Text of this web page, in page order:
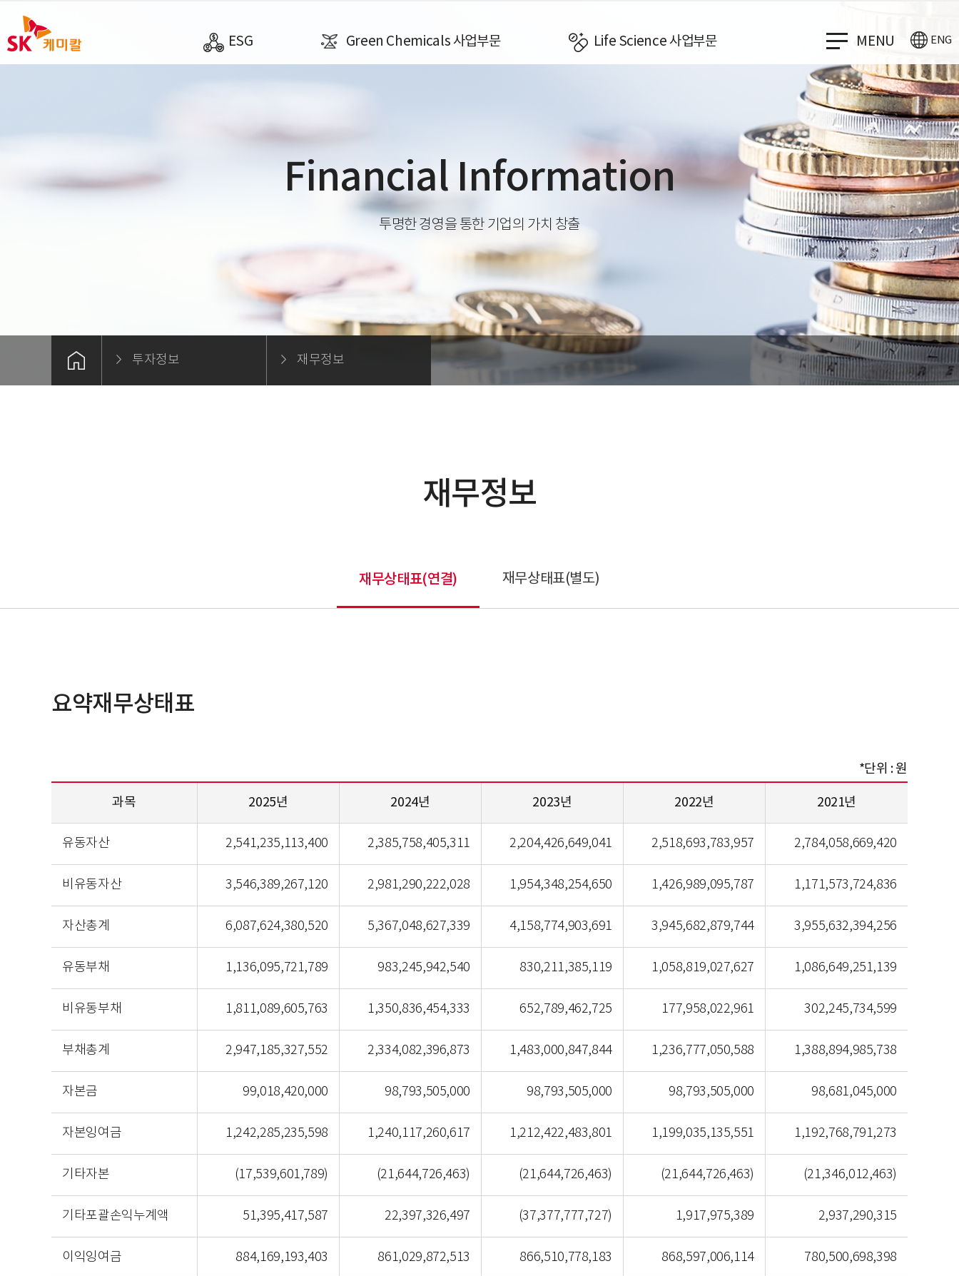
ESG Green Chemicals 사업부문 Life Science 사업부문 MENU ENG
Financial Information
투명한 경영을 통한 기업의 가치 창출
투자정보 재무정보
재무정보
재무상태표(연결) 재무상태표(별도)
요약재무상태표
*단위 : 원
과목 2025년 2024년 2023년 2022년 2021년
유동자산 2,541,235,113,400 2,385,758,405,311 2,204,426,649,041 2,518,693,783,957 2,784,058,669,420
비유동자산 3,546,389,267,120 2,981,290,222,028 1,954,348,254,650 1,426,989,095,787 1,171,573,724,836
자산총계 6,087,624,380,520 5,367,048,627,339 4,158,774,903,691 3,945,682,879,744 3,955,632,394,256
유동부채 1,136,095,721,789 983,245,942,540 830,211,385,119 1,058,819,027,627 1,086,649,251,139
비유동부채 1,811,089,605,763 1,350,836,454,333 652,789,462,725 177,958,022,961 302,245,734,599
부채총계 2,947,185,327,552 2,334,082,396,873 1,483,000,847,844 1,236,777,050,588 1,388,894,985,738
자본금 99,018,420,000 98,793,505,000 98,793,505,000 98,793,505,000 98,681,045,000
자본잉여금 1,242,285,235,598 1,240,117,260,617 1,212,422,483,801 1,199,035,135,551 1,192,768,791,273
기타자본 (17,539,601,789) (21,644,726,463) (21,644,726,463) (21,644,726,463) (21,346,012,463)
기타포괄손익누계액 51,395,417,587 22,397,326,497 (37,377,777,727) 1,917,975,389 2,937,290,315
이익잉여금 884,169,193,403 861,029,872,513 866,510,778,183 868,597,006,114 780,500,698,398